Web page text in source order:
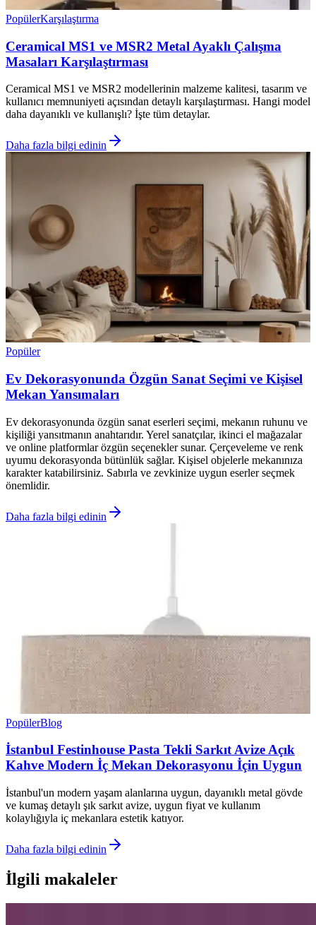
PopülerKarşılaştırma
Ceramical MS1 ve MSR2 Metal Ayaklı Çalışma
Masaları Karşılaştırması
Ceramical MS1 ve MSR2 modellerinin malzeme kalitesi, tasarım ve
kullanıcı memnuniyeti açısından detaylı karşılaştırması. Hangi model
daha dayanıklı ve kullanışlı? İşte tüm detaylar.
Daha fazla bilgi edinin
Popüler
Ev Dekorasyonunda Özgün Sanat Seçimi ve Kişisel
Mekan Yansımaları
Ev dekorasyonunda özgün sanat eserleri seçimi, mekanın ruhunu ve
kişiliği yansıtmanın anahtarıdır. Yerel sanatçılar, ikinci el mağazalar
ve online platformlar özgün seçenekler sunar. Çerçeveleme ve renk
uyumu dekorasyonda bütünlük sağlar. Kişisel objelerle mekanınıza
karakter katabilirsiniz. Sabırla ve zevkinize uygun eserler seçmek
önemlidir.
Daha fazla bilgi edinin
PopülerBlog
İstanbul Festinhouse Pasta Tekli Sarkıt Avize Açık
Kahve Modern İç Mekan Dekorasyonu İçin Uygun
İstanbul'un modern yaşam alanlarına uygun, dayanıklı metal gövde
ve kumaş detaylı şık sarkıt avize, uygun fiyat ve kullanım
kolaylığıyla iç mekanlara estetik katıyor.
Daha fazla bilgi edinin
İlgili makaleler